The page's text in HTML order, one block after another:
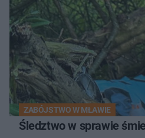
ZABÓJSTWO W MŁAWIE
Śledztwo w sprawie